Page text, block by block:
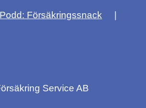
Podd: Försäkringssnack
Service AB